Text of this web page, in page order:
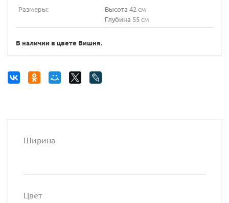
Размеры: Высота 42 см
Глубина 55 см
В наличии в цвете Вишня.
Ширина
Цвет